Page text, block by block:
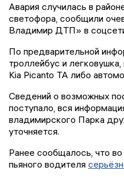
Авария случилась в
светофора, сообщили
Владимир ДТП» в
По предварительной
троллейбус и
Kia Picanto ТА либо
Сведений о возможных
поступало, вся
владимирского Парка
уточняется.
Ранее сообщалось, что
пьяного водителя